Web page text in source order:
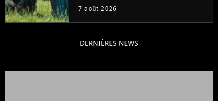
7 août 2026
DERNIÈRES NEWS